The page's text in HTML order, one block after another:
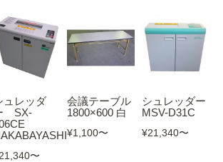
ュレッダ
SX-
〜
会議テーブル
1800×600 白
¥1,100〜
シュレッダー
MSV-D31C
¥21,340〜